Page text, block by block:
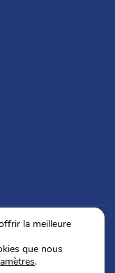
la meilleure
que nous
.